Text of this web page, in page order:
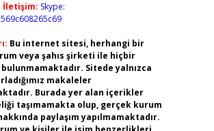
İletişim: Skype:
Bu internet sitesi, herhangi bir
veya şahıs şirketi ile hiçbir
bulunmamaktadır. Sitede yalnızca
makaleler
Burada yer alan içerikler
taşımamakta olup, gerçek kurum
paylaşım yapılmamaktadır.